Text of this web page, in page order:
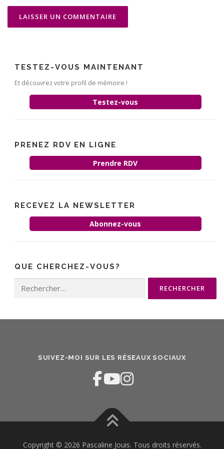
TESTEZ-VOUS MAINTENANT
Et découvrez votre profil de mémoire !
Testez-vous
PRENEZ RDV EN LIGNE
Prendre RDV
RECEVEZ LA NEWSLETTER
Abonnez-vous
QUE CHERCHEZ-VOUS?
SUIVEZ-MOI SUR LES RÉSEAUX SOCIAUX
Copyright © 2026 Pascaline Jouis. Tous droits réservés.